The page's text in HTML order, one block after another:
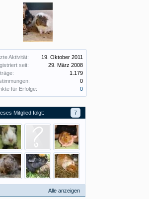
Aktivität:
19. Oktober 2011
seit:
29. März 2008
1.179
0
für Erfolge:
0
Mitglied folgt: 7
Alle anzeigen